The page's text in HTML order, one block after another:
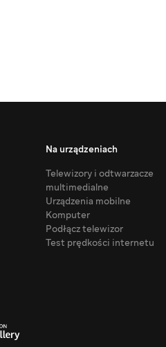
Na urządzeniach
Telewizory i odtwarzacze
multimedialne
Urządzenia mobilne
Komputer
Podłącz telewizor
Test prędkości internetu